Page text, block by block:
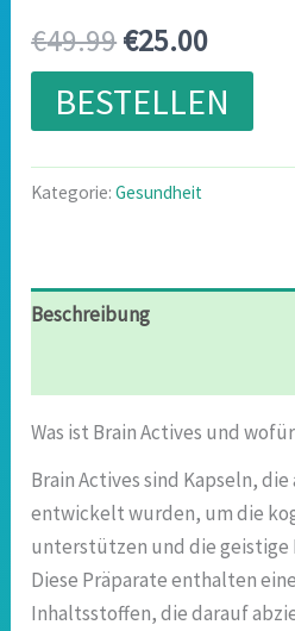
mit5.00
von 5,
basierend
auf
Kundenbewertungen
€49.99Ursprünglicher
Preis
war:
€49.99
€25.00
Preis
ist:
BESTELLEN
Kategorie:Gesundheit
Beschreibung
Was ist Brain Actives und
Brain Actives sind Kapseln,
entwickelt wurden, um die
unterstützen und die geistige
Diese Präparate enthalten
Inhaltsstoffen, die darauf